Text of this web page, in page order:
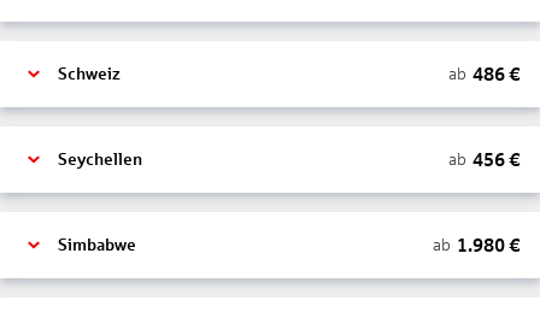
Schweiz ab 486€
Seychellen ab 456€
Simbabwe ab 1.980€